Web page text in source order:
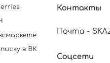
в ВК
Контакты
Почта -
Соцсети